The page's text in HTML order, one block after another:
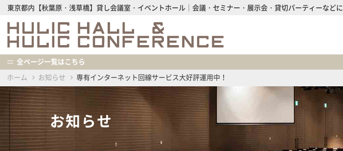
東京都内【秋葉原・浅草橋】貸し会議室・イベントホール│会議・セミナー・展示会・貸切パーティーなどに
HULIC
全ページ一覧はこちら
ホーム
お知らせ 専有インターネット回線サービス大好評運用中！
お知らせ